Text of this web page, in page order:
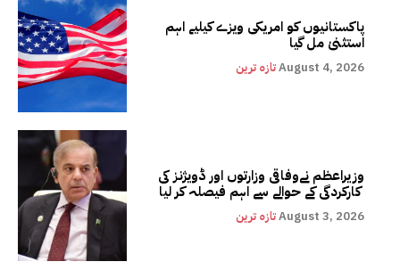
پاکستانیوں کو امریکی ویزے کیلیے اہم
استثنیٰ مل گیا
تازہ ترینAugust 4, 2026
وزیراعظم نےوفاقی وزارتوں اور ڈویژنز کی
کارکردگی کے حوالے سے اہم فیصلہ کر لیا
تازہ ترینAugust 3, 2026